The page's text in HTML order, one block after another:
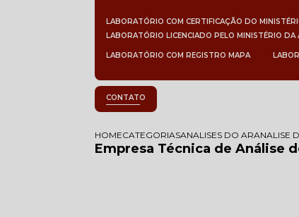
LABORATÓRIO COM CERTIFICAÇÃO DO
LABORATÓRIO LICENCIADO PELO MINISTÉRIO DA
LABORATÓRIO COM REGISTRO MAPA
CONTATO
HOMECATEGORIASANALISES DO ARANALISE
Empresa Técnica de Análise